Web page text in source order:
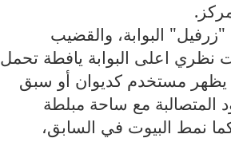
"زرفيل" البوابة، والقضيب
نظري اعلى البوابة يافطة تحمل
مستخدم كديوان أو سبق
المتصالبة مع ساحة مبلطة
نمط البيوت في السابق،